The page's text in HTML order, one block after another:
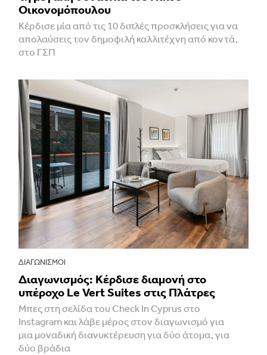
Οικονομόπουλου
Κέρδισε μία από τις 10 διπλές προσκλήσεις για να
απολαύσεις τον δημοφιλή καλλιτέχνη από κοντά,
στο ΓΣΠ
ΔΙΑΓΩΝΙΣΜΟΊ
Διαγωνισμός: Κέρδισε διαμονή στο
υπέροχο Le Vert Suites στις Πλάτρες
Μπες στη σελίδα του Check In Cyprus στο
Instagram και λάβε μέρος στον διαγωνισμό για
μια μοναδική διανυκτέρευση για δύο άτομα, για
δύο βράδια